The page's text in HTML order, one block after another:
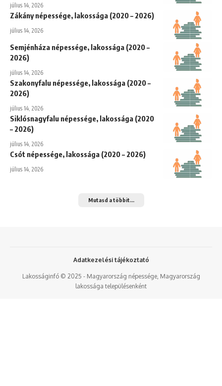
július 14, 2026
Zákány népessége, lakossága (2020 – 2026)
július 14, 2026
Semjénháza népessége, lakossága (2020 –
2026)
július 14, 2026
Szakonyfalu népessége, lakossága (2020 –
2026)
július 14, 2026
Siklósnagyfalu népessége, lakossága (2020
– 2026)
július 14, 2026
Csót népessége, lakossága (2020 – 2026)
július 14, 2026
Mutasd a többit...
Lakosságinfó © 2025 - Magyarország népessége, Magyarország
lakossága településenként
Adatkezelési tájékoztató